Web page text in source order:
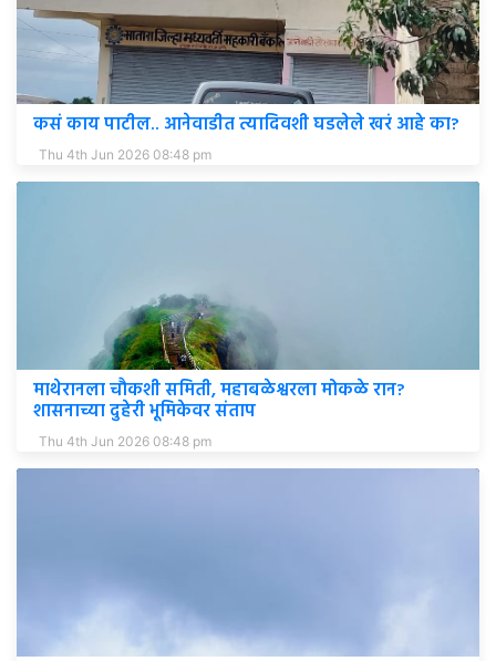
कसं काय पाटील.. आनेवाडीत त्यादिवशी घडलेले खरं आहे का?
Thu 4th Jun 2026 08:48 pm
माथेरानला चौकशी समिती, महाबळेश्वरला मोकळे रान?
शासनाच्या दुहेरी भूमिकेवर संताप
Thu 4th Jun 2026 08:48 pm